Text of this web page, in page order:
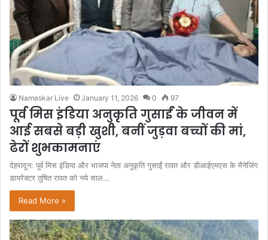
Namaskar Live January 11, 2026 0 97
पूर्व मिस इंडिया अनुकृति गुसाईं के जीवन में
आई सबसे बड़ी खुशी, बनीं जुड़वा बच्चों की मां,
ढेरों शुभकामनाएं
देहरादून: पूर्व मिस इंडिया और भाजपा नेता अनुकृति गुसाईं रावत और डीआईएमएस के मैनेजिंग
डायरेक्टर तुषित रावत को नये साल…
Read More »